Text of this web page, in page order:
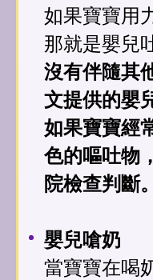
如果寶寶用
那就是嬰兒
沒有伴隨其
文提供的嬰
如果寶寶經
色的嘔吐物
院檢查判斷。
嬰兒嗆奶
當寶寶在喝